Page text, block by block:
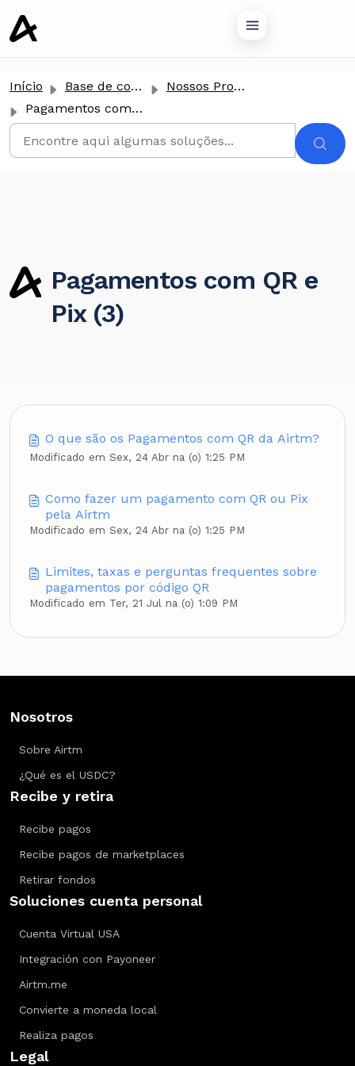
principal
Início Base de conhecimento
Nossos Produtos
Pagamentos com QR e Pix
Pagamentos com QR e
Pix (3)
O que são os Pagamentos com QR da Airtm?
Modificado em Sex, 24 Abr na (o) 1:25 PM
Como fazer um pagamento com QR ou Pix
pela Airtm
Modificado em Sex, 24 Abr na (o) 1:25 PM
Limites, taxas e perguntas frequentes sobre
pagamentos por código QR
Modificado em Ter, 21 Jul na (o) 1:09 PM
Nosotros
Sobre Airtm
¿Qué es el USDC?
Recibe y retira
Recibe pagos
Recibe pagos de marketplaces
Retirar fondos
Soluciones cuenta personal
Cuenta Virtual USA
Integración con Payoneer
Airtm.me
Convierte a moneda local
Realiza pagos
Legal